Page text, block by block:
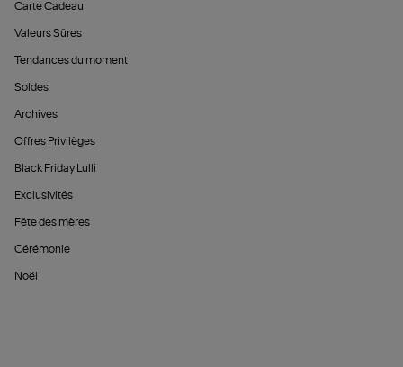
Carte Cadeau
Valeurs Sûres
Tendances du moment
Soldes
Archives
Offres Privilèges
Black Friday Lulli
Exclusivités
Fête des mères
Cérémonie
Noël